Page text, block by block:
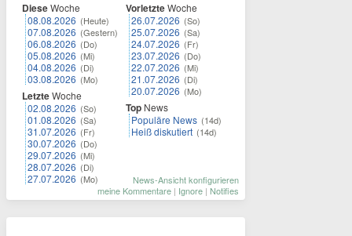
DieseWoche
08.08.2026 (Heute)
07.08.2026 (Gestern)
06.08.2026 (Do)
05.08.2026 (Mi)
04.08.2026 (Di)
03.08.2026 (Mo)
LetzteWoche
02.08.2026 (So)
01.08.2026 (Sa)
31.07.2026 (Fr)
30.07.2026 (Do)
29.07.2026 (Mi)
28.07.2026 (Di)
27.07.2026 (Mo)
VorletzteWoche
26.07.2026 (So)
25.07.2026 (Sa)
24.07.2026 (Fr)
23.07.2026 (Do)
22.07.2026 (Mi)
21.07.2026 (Di)
20.07.2026 (Mo)
Top News
Populäre News (14d)
Heiß diskutiert (14d)
News-Ansicht konfigurieren
meine Kommentare | Ignore | Notifies